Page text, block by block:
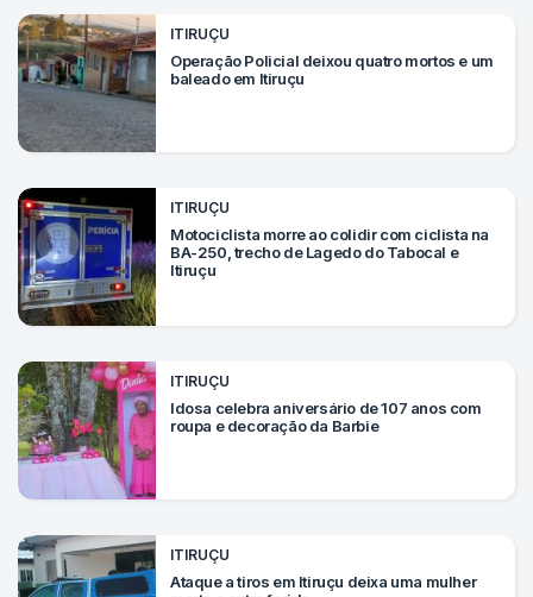
ITIRUÇU
Operação Policial deixou quatro mortos e um
baleado em Itiruçu
ITIRUÇU
Motociclista morre ao colidir com ciclista na
BA-250, trecho de Lagedo do Tabocal e
Itiruçu
ITIRUÇU
Idosa celebra aniversário de 107 anos com
roupa e decoração da Barbie
ITIRUÇU
Ataque a tiros em Itiruçu deixa uma mulher